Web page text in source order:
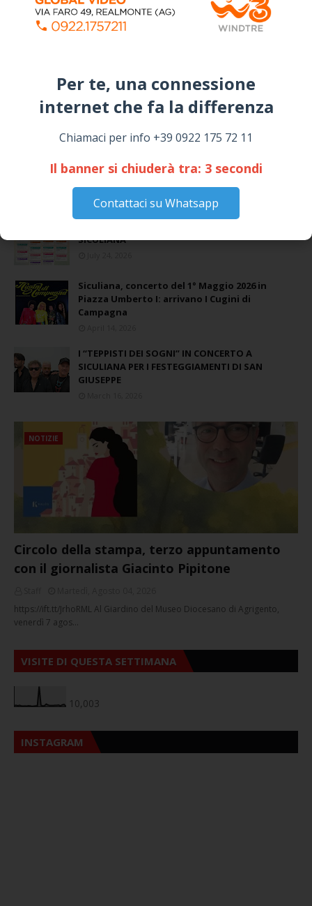
Per te, una connessione
internet che fa la differenza​
Chiamaci per info +39 0922 175 72 11
Il banner si chiuderà tra: 2 secondi
Contattaci su Whatsapp
Stefano Bissi entra nella Strada degli
Scrittori, celebrazione a Siculiana (VIDEO)
i dati in dettaglio
Lunedì, Luglio 05, 2021
SICULIANA
Siculiana, concerto del 1° Maggio 2026 in
Piazza Umberto I: arrivano I Cugini di
Campagna
I “TEPPISTI DEI SOGNI” IN CONCERTO A
SICULIANA PER I FESTEGGIAMENTI DI SAN
GIUSEPPE
NOTIZIE
Circolo della stampa, terzo appuntamento
con il giornalista Giacinto Pipitone
https://ift.tt/JrhoRML Al Giardino del Museo Diocesano di Agrigento,
venerdì 7 agos…
VISITE DI QUESTA SETTIMANA
10,003
INSTAGRAM